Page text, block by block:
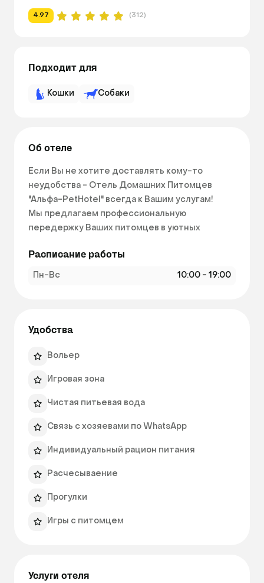
4.97 (312)
Подходит для
Кошки Собаки
Об отеле
Если Вы не хотите доставлять кому-то
неудобства - Отель Домашних Питомцев
"Альфа-PetHotel" всегда к Вашим услугам!
Мы предлагаем профессиональную
передержку Ваших питомцев в уютных
города Новосибирска, где Ваш любимец будет
чувствовать себя как дома.
Расписание работы
Пн-Вс 10:00 - 19:00
Удобства
Вольер
Игровая зона
Чистая питьевая вода
Связь с хозяевами по WhatsApp
Индивидуальный рацион питания
Расчесываение
Прогулки
Игры с питомцем
Услуги отеля